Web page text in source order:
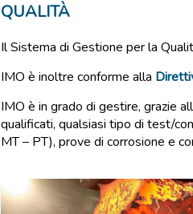
QUALITÀ
Il Sistema di Gestione per la
IMO è inoltre conforme alla
IMO è in grado di gestire, grazie
qualificati, qualsiasi tipo di test/
MT – PT), prove di corrosione e